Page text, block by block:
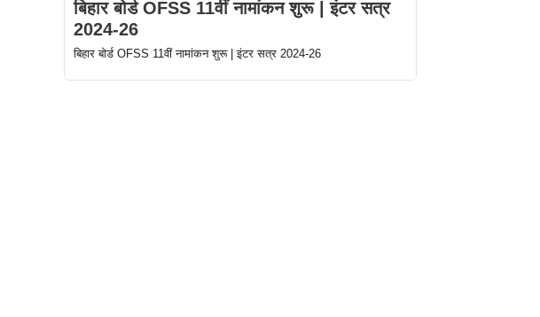
बिहार बोर्ड OFSS 11वीं नामांकन शुरू | इंटर सत्र
2024-26
बिहार बोर्ड OFSS 11वीं नामांकन शुरू | इंटर सत्र 2024-26